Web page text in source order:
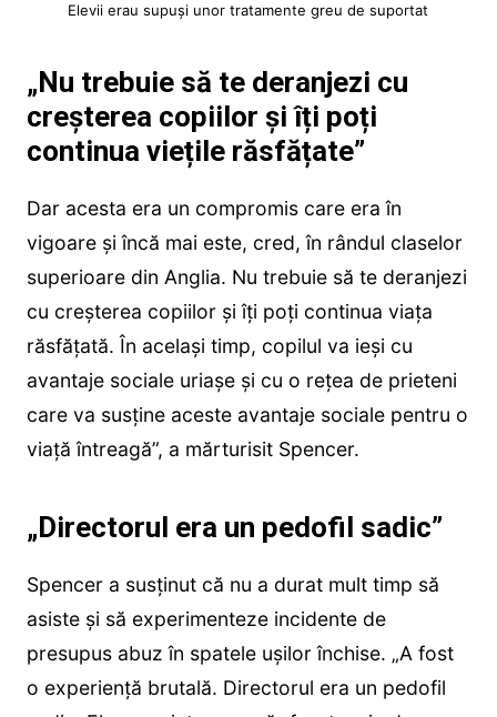
Elevii erau supuși unor tratamente greu de suportat
„Nu trebuie să te deranjezi cu
creșterea copiilor și îți poți
continua viețile răsfățate”
Dar acesta era un compromis care era în
vigoare și încă mai este, cred, în rândul claselor
superioare din Anglia. Nu trebuie să te deranjezi
cu creșterea copiilor și îți poți continua viața
răsfățată. În același timp, copilul va ieși cu
avantaje sociale uriașe și cu o rețea de prieteni
care va susține aceste avantaje sociale pentru o
viață întreagă”, a mărturisit Spencer.
„Directorul era un pedofil sadic”
Spencer a susținut că nu a durat mult timp să
asiste și să experimenteze incidente de
presupus abuz în spatele ușilor închise. „A fost
o experiență brutală. Directorul era un pedofil